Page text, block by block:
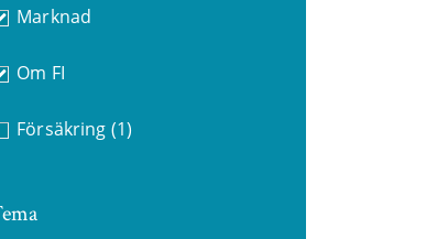
Marknad
Om FI
Försäkring (1)